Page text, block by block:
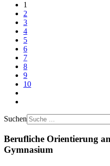
1
2
3
4
5
6
7
8
9
10
Suchen
Berufliche Orientierung
Gymnasium